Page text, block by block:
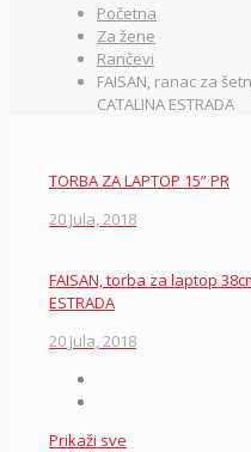
Početna
Za žene
Rančevi
FAISAN, ranac za
CATALINA ESTRADA
TORBA ZA LAPTOP 15” PR
20 Jula, 2018
FAISAN, torba za laptop
ESTRADA
20 Jula, 2018
Prikaži sve